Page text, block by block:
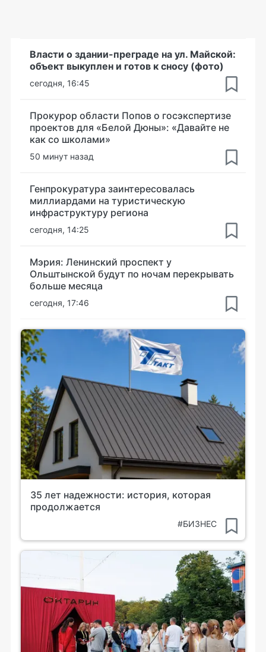
Власти о здании-преграде на ул. Майской:
объект выкуплен и готов к сносу (фото)
сегодня, 16:45
Прокурор области Попов о госэкспертизе
проектов для «Белой Дюны»: «Давайте не
как со школами»
50 минут назад
Генпрокуратура заинтересовалась
миллиардами на туристическую
инфраструктуру региона
сегодня, 14:25
Мэрия: Ленинский проспект у
Ольштынской будут по ночам перекрывать
больше месяца
сегодня, 17:46
35 лет надежности: история, которая
продолжается
#БИЗНЕС